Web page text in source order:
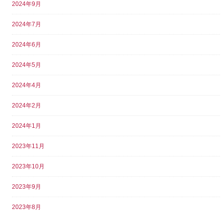
2024年9月
2024年7月
2024年6月
2024年5月
2024年4月
2024年2月
2024年1月
2023年11月
2023年10月
2023年9月
2023年8月